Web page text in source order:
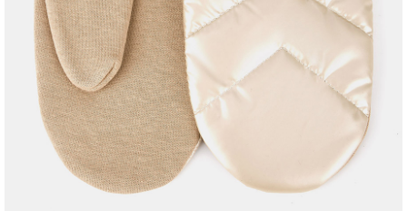
Москва
Да, все верно Изменить город